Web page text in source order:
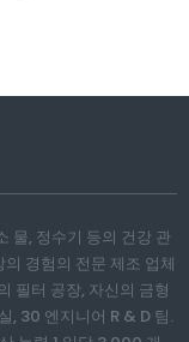
, 정수기 등의 건강 관
경험의 전문 제조 업체
필터 공장, 자신의 금형
, 30 엔지니어 R & D 팀.